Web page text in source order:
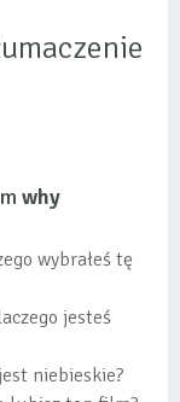
why
wybrałeś tę
jesteś
niebieskie?